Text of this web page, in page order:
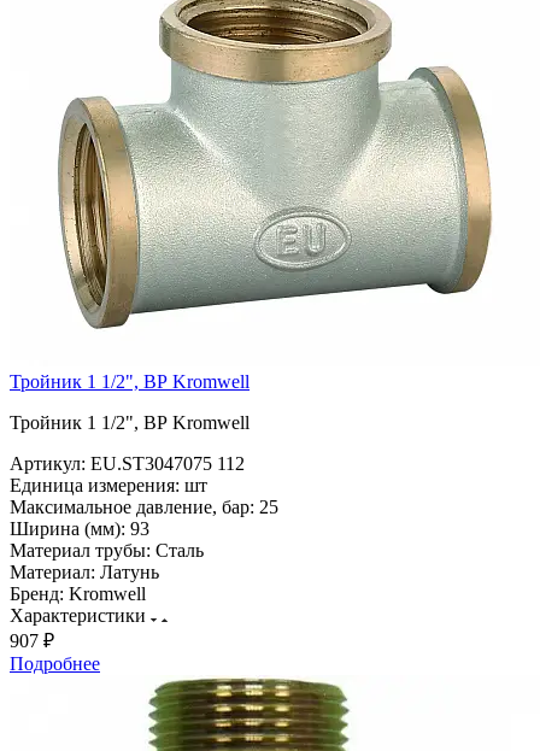
Тройник 1 1/2", ВР Kromwell
Тройник 1 1/2", ВР Kromwell
Артикул: EU.ST3047075 112
Единица измерения: шт
Максимальное давление, бар: 25
Ширина (мм): 93
Материал трубы: Сталь
Материал: Латунь
Бренд: Kromwell
Характеристики
907 ₽
Подробнее